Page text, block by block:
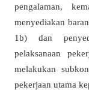
pengalaman,
menyediakan
1b) dan
pelaksanaan
melakukan
pekerjaan utama